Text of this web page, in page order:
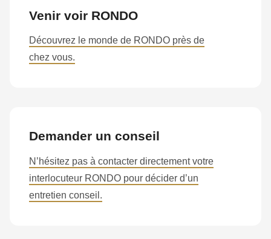
Venir voir RONDO
Découvrez le monde de RONDO près de
chez vous.
Demander un conseil
N’hésitez pas à contacter directement votre
interlocuteur RONDO pour décider d’un
entretien conseil.